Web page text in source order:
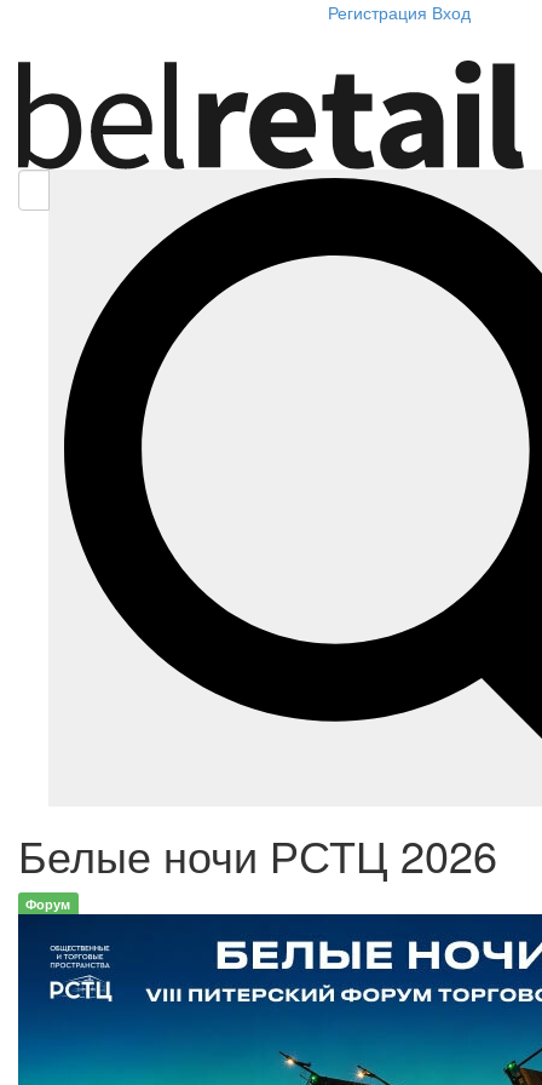
Регистрация Вход
Белые ночи РСТЦ 2026
Форум